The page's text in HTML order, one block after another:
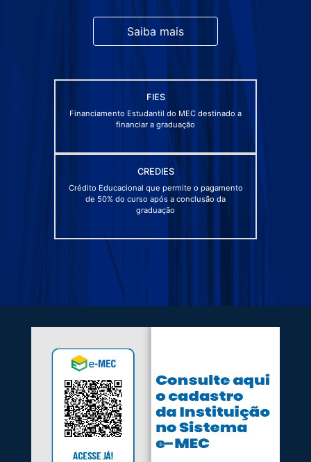
Saiba mais
FIES
Financiamento Estudantil do MEC destinado a
financiar a graduação
CREDIES
Crédito Educacional que permite o pagamento
de 50% do curso após a conclusão da
graduação